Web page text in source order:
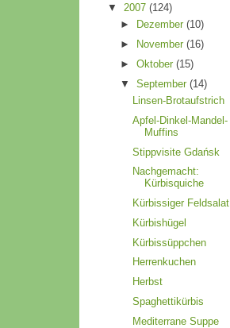
▼ 2007 (124)
►
Dezember (10)
►
November (16)
► Oktober (15)
▼ September (14)
Linsen-Brotaufstrich
Apfel-Dinkel-Mandel-
Muffins
Stippvisite Gdańsk
Nachgemacht:
Kürbisquiche
Kürbissiger Feldsalat
Kürbishügel
Kürbissüppchen
Herrenkuchen
Herbst
Spaghettikürbis
Mediterrane Suppe